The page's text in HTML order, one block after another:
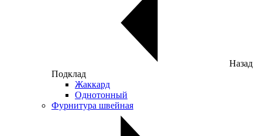
Назад
Подклад
Жаккард
Однотонный
Фурнитура швейная